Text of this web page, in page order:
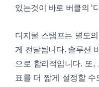
있는것이 바로 버클의 ‘
디지털 스탬프는 별도
게 전달됩니다. 솔루션
으로 합리적입니다. 또
표를 더 짧게 설정할